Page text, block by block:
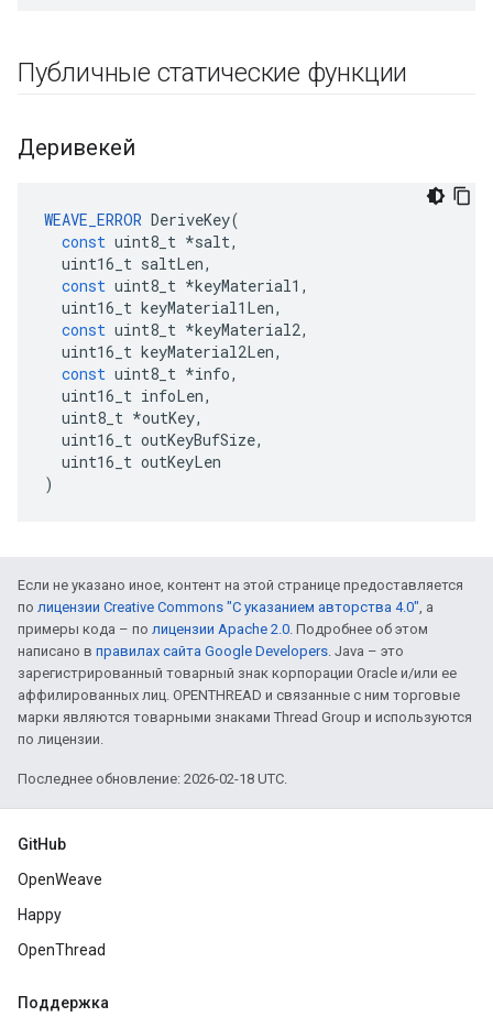
Публичные статические функции
Деривекей
WEAVE_ERROR DeriveKey(
const uint8_t *salt,
uint16_t saltLen,
const uint8_t *keyMaterial1 ,
uint16_t keyMaterial1Len,
const uint8_t *keyMaterial2,
uint16_t keyMaterial2Len,
const uint8_t *info,
uint16_t infoLen,
uint8_t *outKey,
uint16_t outKeyBufSize,
uint16_t outKeyLen
)
Если не указано иное, контент на этой странице предоставляется
по лицензии Creative Commons "С указанием авторства 4.0", а
примеры кода – по лицензии Apache 2.0. Подробнее об этом
написано в правилах сайта Google Developers. Java – это
зарегистрированный товарный знак корпорации Oracle и/или ее
аффилированных лиц. OPENTHREAD и связанные с ним торговые
марки являются товарными знаками Thread Group и используются
по лицензии.
Последнее обновление: 2026-02-18 UTC.
GitHub
OpenWeave
Happy
OpenThread
Поддержка